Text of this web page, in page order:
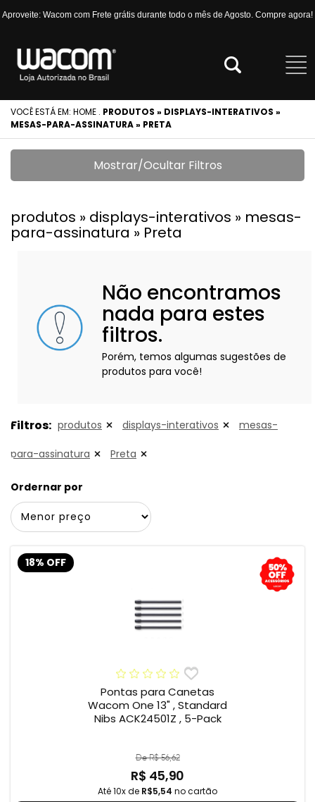
Aproveite: Wacom com Frete grátis durante todo o mês de Agosto. Compre agora!
VOCÊ ESTÁ EM: HOME . PRODUTOS » DISPLAYS-INTERATIVOS »
MESAS-PARA-ASSINATURA » PRETA
Mostrar/Ocultar Filtros
produtos » displays-interativos » mesas-
para-assinatura » Preta
Não encontramos
nada para estes
filtros.
Porém, temos algumas sugestões de
produtos para você!
Filtros: produtos displays-interativos mesas-
para-assinatura Preta
Ordernar por
18% OFF
Pontas para Canetas
Wacom One 13" , Standard
Nibs ACK24501Z , 5-Pack
De R$ 56,62
R$ 45,90
Até 10x de R$5,54 no cartão